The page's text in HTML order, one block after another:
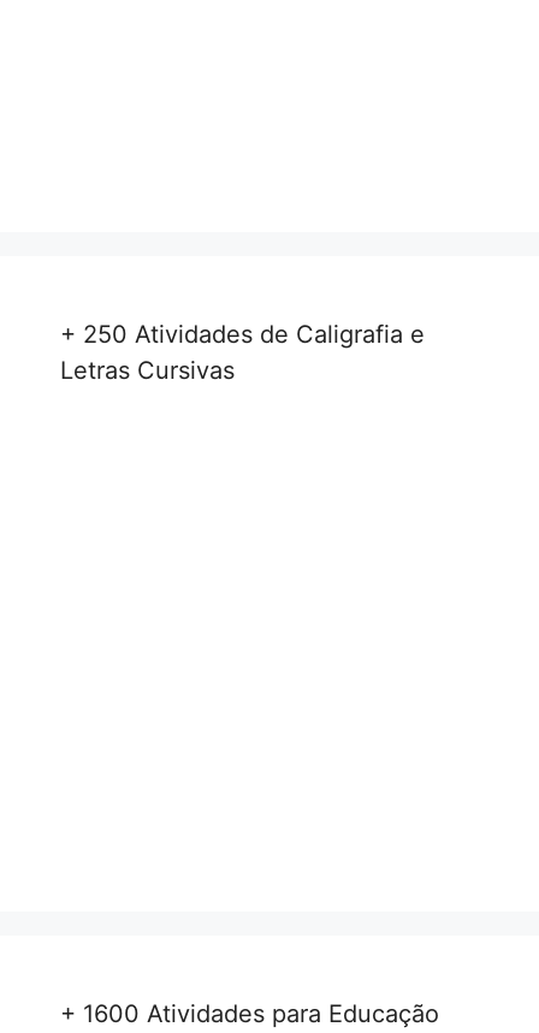
+ 250 Atividades de Caligrafia e
Letras Cursivas
+ 1600 Atividades para Educação